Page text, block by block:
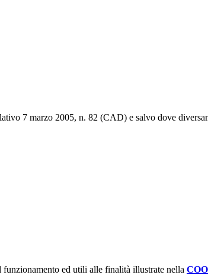
7 marzo 2005, n. 82 (CAD) e salvo dove
ed utili alle finalità illustrate nella